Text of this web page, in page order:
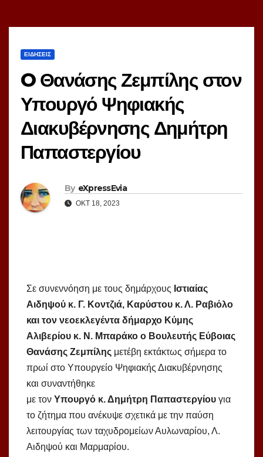
ΕΙΔΗΣΕΙΣ
O Θανάσης Ζεμπίλης στον
Υπουργό Ψηφιακής
Διακυβέρνησης Δημήτρη
Παπαστεργίου
By eXpressEvia
ΟΚΤ 18, 2023
Σε συνεννόηση με τους δημάρχους Ιστιαίας
Αιδηψού κ. Γ. Κοντζιά, Καρύστου κ. Λ. Ραβιόλο
και τον νεοεκλεγέντα δήμαρχο Κύμης
Αλιβερίου κ. Ν. Μπαράκο ο Βουλευτής Εύβοιας
Θανάσης Ζεμπίλης μετέβη εκτάκτως σήμερα το
πρωί στο Υπουργείο Ψηφιακής Διακυβέρνησης
και συναντήθηκε
με τον Υπουργό κ. Δημήτρη Παπαστεργίου για
το ζήτημα που ανέκυψε σχετικά με την παύση
λειτουργίας των ταχυδρομείων Αυλωναρίου, Λ.
Αιδηψού και Μαρμαρίου.